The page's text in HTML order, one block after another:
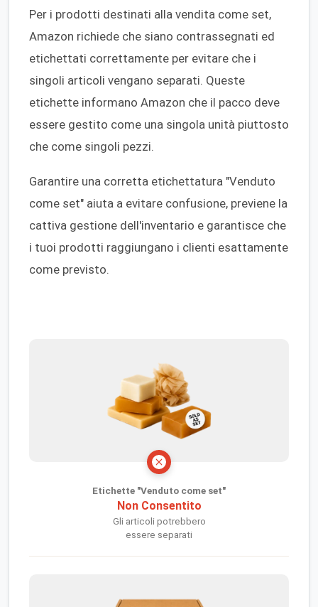
Per i prodotti destinati alla vendita come set,
Amazon richiede che siano contrassegnati ed
etichettati correttamente per evitare che i
singoli articoli vengano separati. Queste
etichette informano Amazon che il pacco deve
essere gestito come una singola unità piuttosto
che come singoli pezzi.
Garantire una corretta etichettatura "Venduto
come set" aiuta a evitare confusione, previene la
cattiva gestione dell'inventario e garantisce che
i tuoi prodotti raggiungano i clienti esattamente
come previsto.
Etichette "Venduto come set"
Non Consentito
Gli articoli potrebbero
essere separati